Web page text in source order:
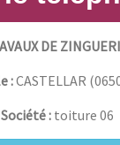
DE
:CASTELLAR (
Société : toiture 06